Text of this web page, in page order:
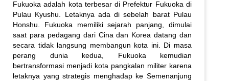
Fukuoka adalah kota terbesar di Prefektur Fukuoka di
Pulau Kyushu. Letaknya ada di sebelah barat Pulau
Honshu. Fukuoka memiliki sejarah panjang, dimulai
saat para pedagang dari Cina dan Korea datang dan
secara tidak langsung membangun kota ini. Di masa
perang dunia kedua, Fukuoka kemudian
bertransformasi menjadi kota pangkalan militer karena
letaknya yang strategis menghadap ke Semenanjung